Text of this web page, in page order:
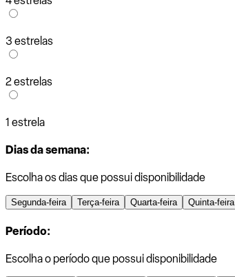
3 estrelas
2 estrelas
1 estrela
Dias da semana:
Escolha os dias que possui disponibilidade
Segunda-feira Terça-feira Quarta-feira Quinta-feira
Período:
Escolha o período que possui disponibilidade